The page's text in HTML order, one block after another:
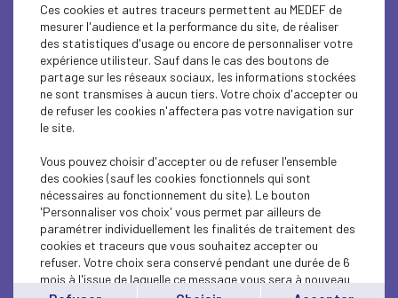
Le baromètre Progrès met en lumière un constat
central : la France dispose d’un vivier important
de jeunes intéressés par les sciences et les
mathématiques, conscients de leur utilité et des
opportunités professionnelles qu’elles offrent.
Pourtant, cet intérêt se heurte à des fragilités :
un manque de confiance en soi face au niveau
scolarité, et des inégalités sociales et de genre
qui continuent de peser lourdement sur les
trajectoires.
Synthèse des enseignements
Confiance, pédagogie, stimulation sociale,
clés de la réussite en maths
Des jeunes qui se jugent bons au début de
Ces cookies et autres traceurs permettent au MEDEF de
mesurer l'audience et la performance du site, de réaliser
des statistiques d'usage ou encore de personnaliser votre
expérience utilisteur. Sauf dans le cas des boutons de
partage sur les réseaux sociaux, les informations stockées
ne sont transmises à aucun tiers. Votre choix d'accepter ou
de refuser les cookies n'affectera pas votre navigation sur
le site.
Vous pouvez choisir d'accepter ou de refuser l'ensemble
des cookies (sauf les cookies fonctionnels qui sont
nécessaires au fonctionnement du site). Le bouton
'Personnaliser vos choix' vous permet par ailleurs de
paramétrer individuellement les finalités de traitement des
cookies et traceurs que vous souhaitez accepter ou
refuser. Votre choix sera conservé pendant une durée de 6
mois à l'issue de laquelle ce message vous sera à nouveau